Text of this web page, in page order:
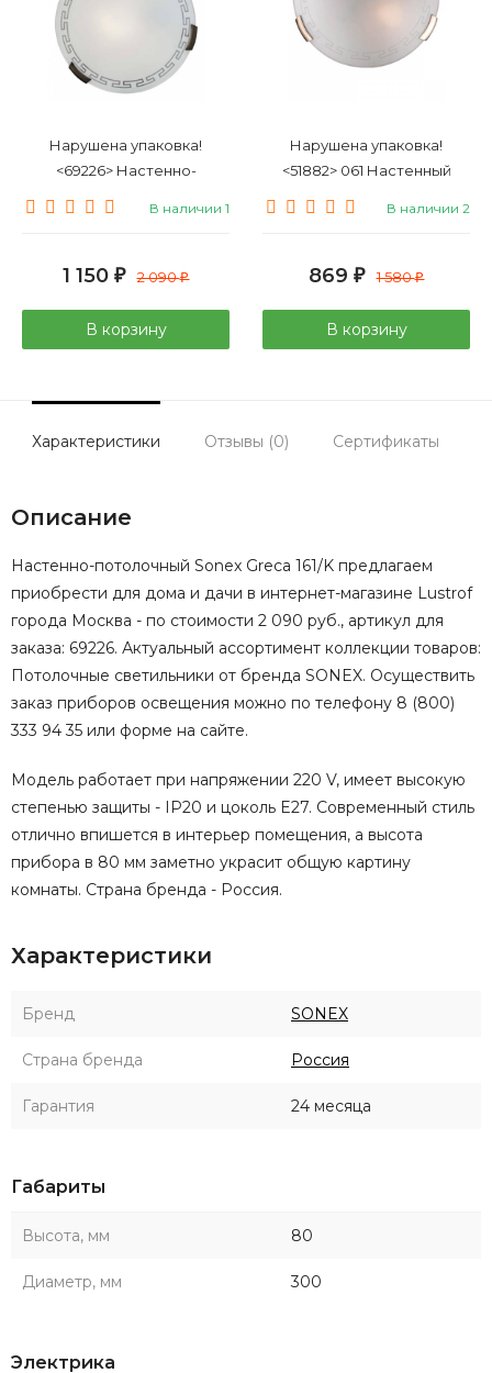
Нарушена упаковка!
<69226> Настенно-
В наличии 1
1 150 ₽ 2 090₽
В корзину
Нарушена упаковка!
<51882> 061 Настенный
В наличии 2
869 ₽ 1 580₽
В корзину
Характеристики Отзывы (0) Сертификаты
Описание
Настенно-потолочный Sonex Greca 161/K предлагаем
приобрести для дома и дачи в интернет-магазине Lustrof
города Москва - по стоимости 2 090 руб., артикул для
заказа: 69226. Актуальный ассортимент коллекции товаров:
Потолочные светильники от бренда SONEX. Осуществить
заказ приборов освещения можно по телефону 8 (800)
333 94 35 или форме на сайте.
Модель работает при напряжении 220 V, имеет высокую
степенью защиты - IP20 и цоколь E27. Современный стиль
отлично впишется в интерьер помещения, а высота
прибора в 80 мм заметно украсит общую картину
комнаты. Страна бренда - Россия.
Характеристики
Бренд SONEX
Страна бренда Россия
Гарантия 24 месяца
Габариты
Высота, мм 80
Диаметр, мм 300
Электрика